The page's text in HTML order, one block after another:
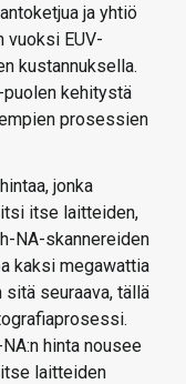
ja yhtiö
EUV-
kustannuksella.
kehitystä
prosessien
jonka
itse laitteiden,
NA-skannereiden
kaksi megawattia
seuraava, tällä
hinta nousee
laitteiden